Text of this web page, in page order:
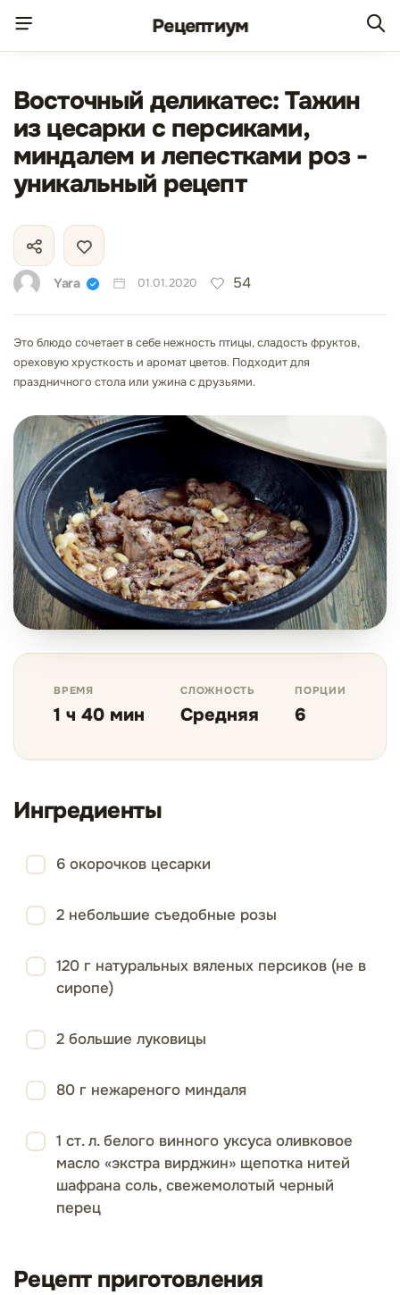
Рецептиум
Восточный деликатес: Тажин
из цесарки с персиками,
миндалем и лепестками роз -
уникальный рецепт
Yara 01.01.2020 54
Это блюдо сочетает в себе нежность птицы, сладость фруктов,
ореховую хрусткость и аромат цветов. Подходит для
праздничного стола или ужина с друзьями.
ВРЕМЯ
1 ч 40 мин
СЛОЖНОСТЬ
Средняя
ПОРЦИИ
6
Ингредиенты
6 окорочков цесарки
2 небольшие съедобные розы
120 г натуральных вяленых персиков (не в
сиропе)
2 большие луковицы
80 г нежареного миндаля
1 ст. л. белого винного уксуса оливковое
масло «экстра вирджин» щепотка нитей
шафрана соль, свежемолотый черный
перец
Рецепт приготовления